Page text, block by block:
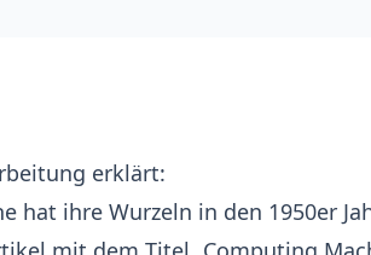
erklärt:
hat ihre Wurzeln in den 1950er